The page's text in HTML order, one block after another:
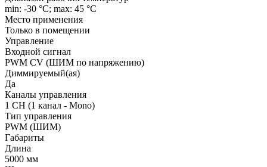
min: -30 °C; max: 45 °C
Место применения
Только в помещении
Управление
Входной сигнал
PWM СV (ШИМ по напряжению)
Диммируемый(ая)
Да
Каналы управления
1 CH (1 канал - Mono)
Тип управления
PWM (ШИМ)
Габариты
Длина
5000 мм